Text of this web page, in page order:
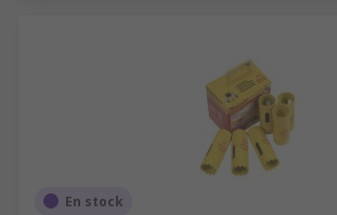
En stock